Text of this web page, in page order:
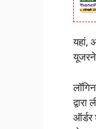
यहां,